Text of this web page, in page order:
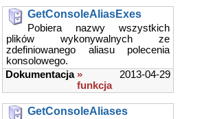
GetConsoleAliasExes
Pobiera nazwy wszystkich
plików wykonywalnych ze
zdefiniowanego aliasu polecenia
konsolowego.
2013-04-29
Dokumentacja »
funkcja
GetConsoleAliases